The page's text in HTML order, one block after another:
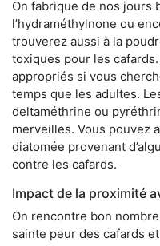
On fabrique de nos jours
l’hydraméthylnone ou
trouverez aussi à la
toxiques pour les
appropriés si vous
temps que les adultes.
deltaméthrine ou
merveilles. Vous pouvez
diatomée provenant
contre les cafards.
Impact de la proximité
On rencontre bon
sainte peur des cafards